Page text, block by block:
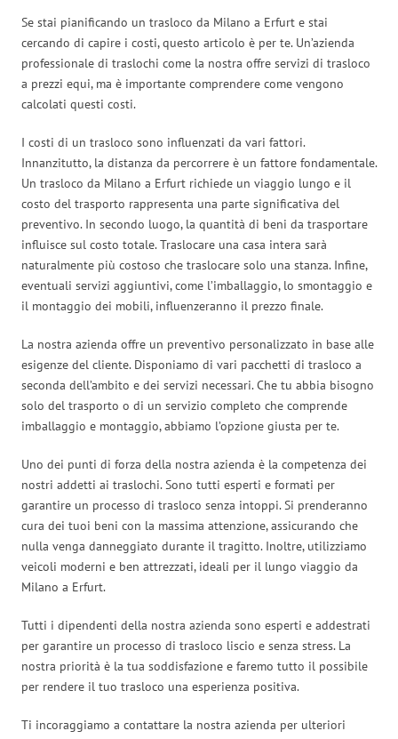
Se stai pianificando un trasloco da Milano a Erfurt e stai
cercando di capire i costi, questo articolo è per te. Un’azienda
professionale di traslochi come la nostra offre servizi di trasloco
a prezzi equi, ma è importante comprendere come vengono
calcolati questi costi.
I costi di un trasloco sono influenzati da vari fattori.
Innanzitutto, la distanza da percorrere è un fattore fondamentale.
Un trasloco da Milano a Erfurt richiede un viaggio lungo e il
costo del trasporto rappresenta una parte significativa del
preventivo. In secondo luogo, la quantità di beni da trasportare
influisce sul costo totale. Traslocare una casa intera sarà
naturalmente più costoso che traslocare solo una stanza. Infine,
eventuali servizi aggiuntivi, come l’imballaggio, lo smontaggio e
il montaggio dei mobili, influenzeranno il prezzo finale.
La nostra azienda offre un preventivo personalizzato in base alle
esigenze del cliente. Disponiamo di vari pacchetti di trasloco a
seconda dell’ambito e dei servizi necessari. Che tu abbia bisogno
solo del trasporto o di un servizio completo che comprende
imballaggio e montaggio, abbiamo l’opzione giusta per te.
Uno dei punti di forza della nostra azienda è la competenza dei
nostri addetti ai traslochi. Sono tutti esperti e formati per
garantire un processo di trasloco senza intoppi. Si prenderanno
cura dei tuoi beni con la massima attenzione, assicurando che
nulla venga danneggiato durante il tragitto. Inoltre, utilizziamo
veicoli moderni e ben attrezzati, ideali per il lungo viaggio da
Milano a Erfurt.
Tutti i dipendenti della nostra azienda sono esperti e addestrati
per garantire un processo di trasloco liscio e senza stress. La
nostra priorità è la tua soddisfazione e faremo tutto il possibile
per rendere il tuo trasloco una esperienza positiva.
Ti incoraggiamo a contattare la nostra azienda per ulteriori